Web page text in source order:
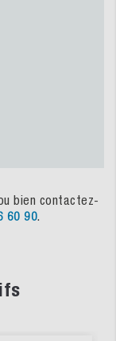
bien contactez-
60 90.